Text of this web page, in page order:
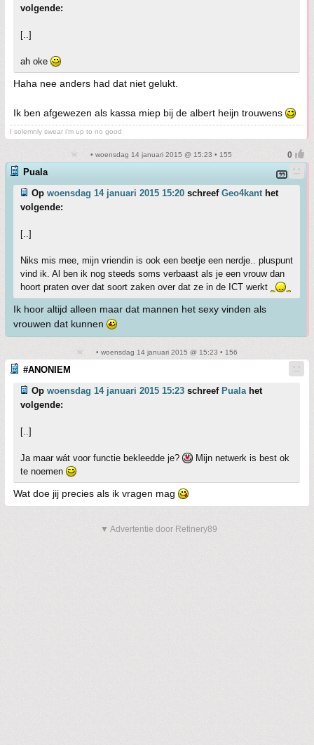
volgende:
[..]
ah oke
Haha nee anders had dat niet gelukt.
Ik ben afgewezen als kassa miep bij de albert heijn trouwens
I solemnly swear i'm up to no good
• woensdag 14 januari 2015 @ 15:23 • 155
Puala
Op woensdag 14 januari 2015 15:20 schreef Geo4kanthet
volgende:
[..]
Niks mis mee, mijn vriendin is ook een beetje een nerdje.. pluspunt
vind ik. Al ben ik nog steeds soms verbaast als je een vrouw dan
hoort praten over dat soort zaken over dat ze in de ICT werkt
Ik hoor altijd alleen maar dat mannen het sexy vinden als
vrouwen dat kunnen
• woensdag 14 januari 2015 @ 15:23 • 156
#ANONIEM
Op woensdag 14 januari 2015 15:23 schreef Pualahet
volgende:
[..]
Ja maar wát voor functie bekleedde je?
Mijn netwerk is best ok
te noemen
Wat doe jij precies als ik vragen mag
▼ Advertentie door Refinery89